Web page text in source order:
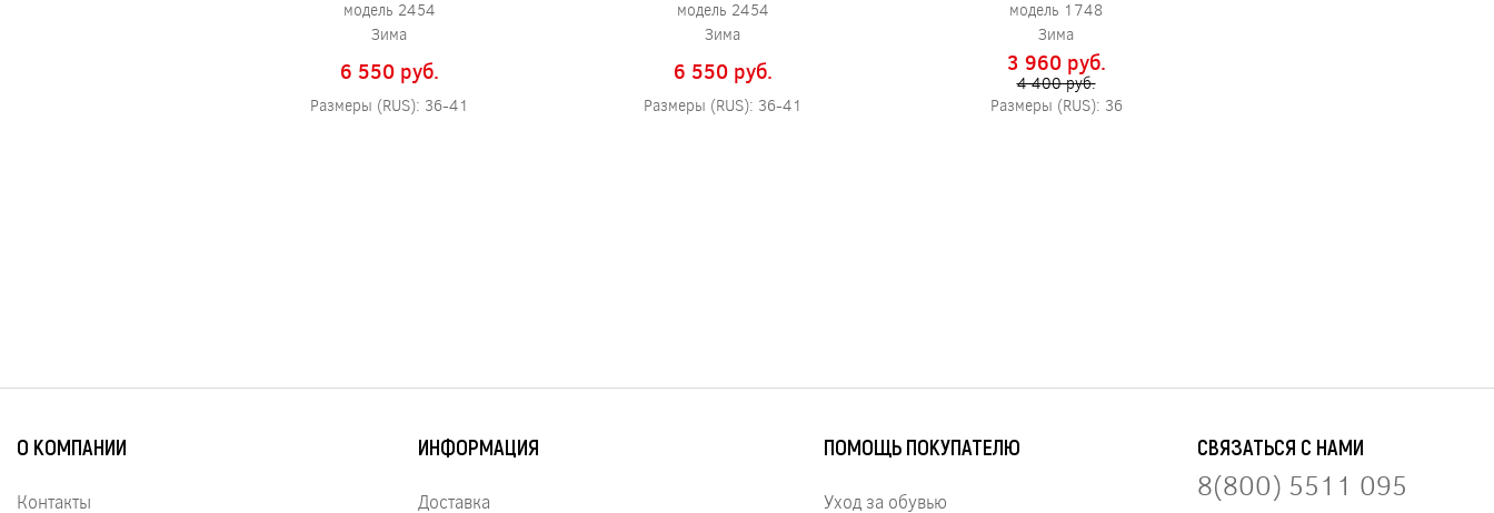
модель 2454
Зима
6 550 pуб.
Размеры (RUS): 36-41
модель 2454
Зима
6 550 pуб.
Размеры (RUS): 36-41
модель 1748
Зима
3 960 pуб.
4 400 pуб.
Размеры (RUS): 36
О КОМПАНИИ
Контакты
ИНФОРМАЦИЯ
Доставка
ПОМОЩЬ ПОКУПАТЕЛЮ
Уход за обувью
СВЯЗАТЬСЯ С НАМИ
8(800) 5511 095